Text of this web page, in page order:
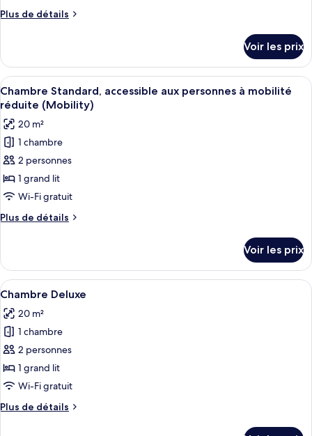
chambre :
grand
lit,
coin
cuisine
Plus de détails
Plus
le
type
de
chambre
grand
lit,
coin
cuisine
Voir les prix
Afficher
toutes
les
photos
pour
ce
type
de
chambre :
Chambre
accessible
aux
personnes
à
mobilité
réduite
(Mobility)
Une chambre d’hôtel avec un lit, un
7
Chambre Standard, accessible aux personnes à mobilité
réduite (Mobility)
20 m²
1 chambre
2 personnes
1 grand lit
Wi-Fi gratuit
Plus de détails
Plus
le
type
de
Chambre
Standard,
accessible
aux
personnes
à
mobilité
réduite
Voir les prix
Afficher
toutes
les
photos
pour
ce
type
chambre :
Une chambre d’hôtel avec un lit, un
8
Chambre Deluxe
20 m²
1 chambre
2 personnes
1 grand lit
Wi-Fi gratuit
Plus de détails
Plus